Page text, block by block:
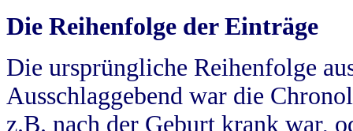
Die Reihenfolge der Einträge
Die ursprüngliche Reihenfolge
Ausschlaggebend war die
z.B. nach der Geburt krank war,